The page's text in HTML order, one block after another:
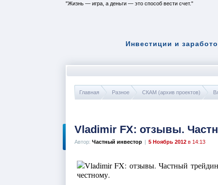
Инвестиции и
Жизнь — игра, а деньги — это способ вести счет.
Главная Разное СКАМ (архив проектов)
Vladimir FX: отзывы.
Автор: Частный инвестор | 5 Ноябрь 2012 в 14:13